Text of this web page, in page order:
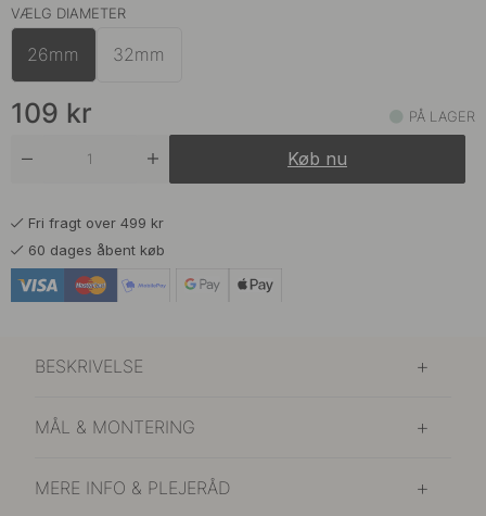
Antik Bronze
Mat Sort
Messing
VÆLG DIAMETER
26mm 32mm
109 kr PÅ LAGER
Køb nu
Fri fragt over 499 kr
60 dages åbent køb
BESKRIVELSE
MÅL & MONTERING
MERE INFO & PLEJERÅD